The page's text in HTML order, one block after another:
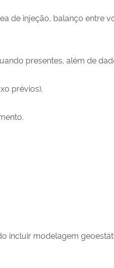
de injeção, balanço entre
presentes, além de
prévios).
incluir modelagem